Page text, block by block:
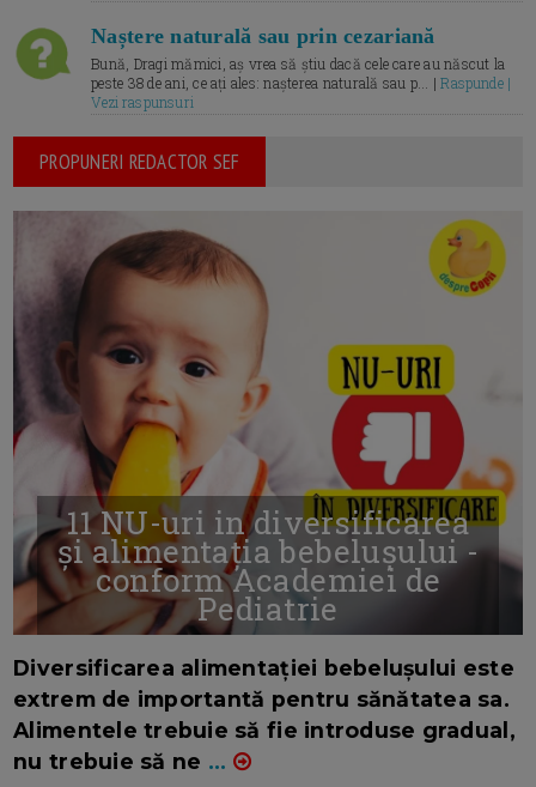
Naștere naturală sau prin cezariană
Bună, Dragi mămici, aș vrea să știu dacă cele care au născut la
peste 38 de ani, ce ați ales: nașterea naturală sau p... |Raspunde |
Vezi raspunsuri
PROPUNERI REDACTOR SEF
11 NU-uri in diversificarea
și alimentația bebelușului -
conform Academiei de
Pediatrie
Diversificarea alimentației bebelușului este
extrem de importantă pentru sănătatea sa.
Alimentele trebuie să fie introduse gradual,
nu trebuie să ne ...